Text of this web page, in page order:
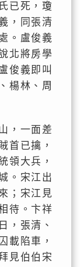
已死，瓊
，同張清
。盧俊義
北將房學
俊義即叫
楊林、周
，一面差
首已擒，
領大兵，
。宋江出
；宋江見
待。卞祥
，張清、
載陷車，
見伯伯宋